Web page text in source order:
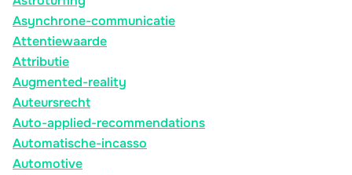
Asynchrone-communicatie
Attentiewaarde
Attributie
Augmented-reality
Auteursrecht
Auto-applied-recommendations
Automatische-incasso
Automotive